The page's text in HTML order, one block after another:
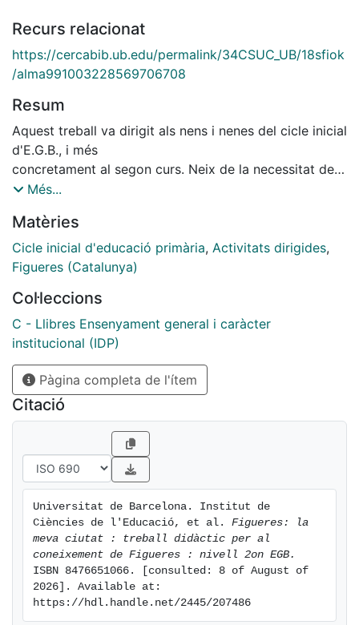
Recurs relacionat
https://cercabib.ub.edu/permalink/34CSUC_UB/18sfiok
/alma991003228569706708
Resum
Aquest treball va dirigit als nens i nenes del cicle inicial
d'E.G.B., i més
concretament al segon curs. Neix de la necessitat de
donar a coneixer al nen
Als pobles petits els nens dominen tot allo que els
envolta, pero la
ciutat escapa a les seves mans, i la seva relació es
Pretenem dones que coneguin, comprenguin i visquin
la realitat que
els envolta.
Més...
Matèries
Cicle inicial d'educació primària, Activitats dirigides,
Figueres (Catalunya)
Col·leccions
C - Llibres Ensenyament general i caràcter
institucional (IDP)
Pàgina completa de l'ítem
Citació
Universitat de Barcelona. Institut de
Ciències de l'Educació, et al. Figueres: la
meva ciutat : treball didàctic per al
coneixement de Figueres : nivell 2on EGB.
ISBN 8476651066. [consulted: 8 of August of
2026]. Available at:
https://hdl.handle.net/2445/207486